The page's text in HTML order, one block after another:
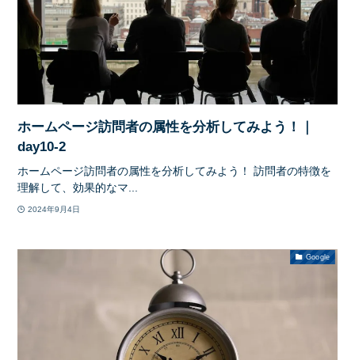
ホームページ訪問者の属性を分析してみよう！｜
day10-2
ホームページ訪問者の属性を分析してみよう！ 訪問者の特徴を
理解して、効果的なマ...
2024年9月4日
Google